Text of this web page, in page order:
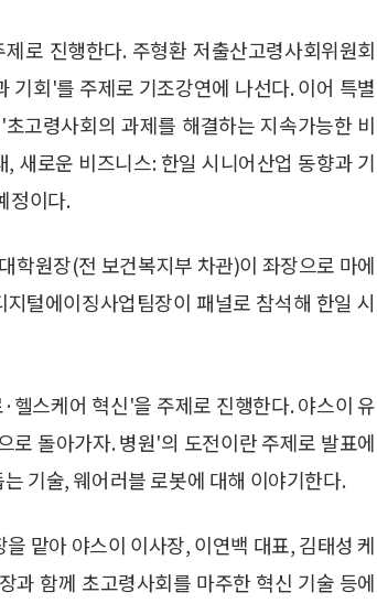
로 진행한다. 주형환 저출산고령사회위원회
기회'를 주제로 기조강연에 나선다. 이어 특별
고령사회의 과제를 해결하는 지속가능한 비
새로운 비즈니스: 한일 시니어산업 동향과 기
정이다.
학원장(전 보건복지부 차관)이 좌장으로 마에
털에이징사업팀장이 패널로 참석해 한일 시
스케어 혁신'을 주제로 진행한다. 야스이 유
로 돌아가자. 병원'의 도전이란 주제로 발표에
기술, 웨어러블 로봇에 대해 이야기한다.
맡아 야스이 이사장, 이연백 대표, 김태성 케
과 함께 초고령사회를 마주한 혁신 기술 등에